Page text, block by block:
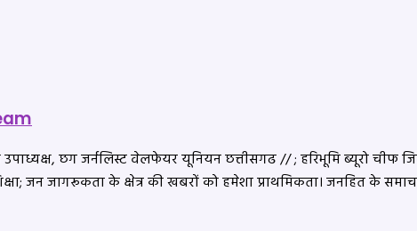
छग जर्नलिस्ट वेलफेयर यूनियन छत्तीसगढ // ; हरिभूमि ब्यूरो चीफ
जन जागरूकता के क्षेत्र की खबरों को हमेशा प्राथमिकता। जनहित के